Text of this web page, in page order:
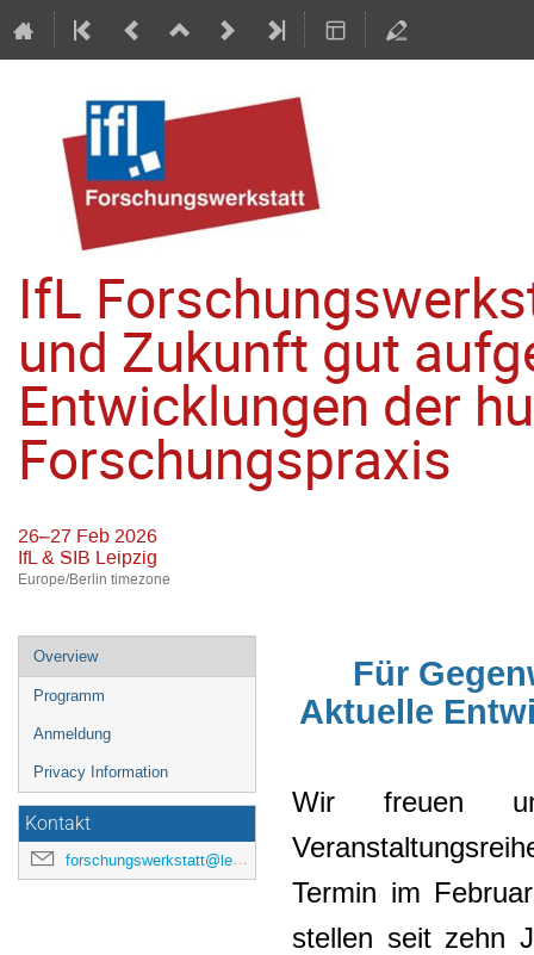
IfL
und Zukunft gut
Entwicklungen der
Forschungspraxis
26–27 Feb 2026
IfL & SIB Leipzig
Europe/Berlin timezone
Event
menu
Overview
Programm
Anmeldung
Privacy Information
Kontakt
forschungswerkstatt@leibniz-ifl.de
Für
Aktuelle
Wir freuen
Termin im
stellen seit zehn